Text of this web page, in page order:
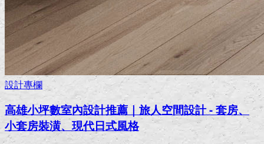
設計專欄
高雄小坪數室內設計推薦｜旅人空間設計 - 套房、
小套房裝潢、現代日式風格